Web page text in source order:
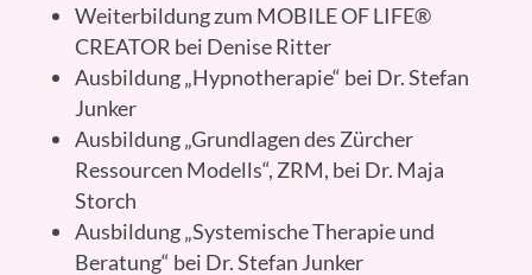
Weiterbildung zum MOBILE OF LIFE®
CREATOR bei Denise Ritter
Ausbildung „Hypnotherapie“ bei Dr. Stefan
Junker
Ausbildung „Grundlagen des Zürcher
Ressourcen Modells“, ZRM, bei Dr. Maja
Storch
Ausbildung „Systemische Therapie und
Beratung“ bei Dr. Stefan Junker